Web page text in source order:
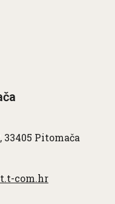
Pitomača
com.hr